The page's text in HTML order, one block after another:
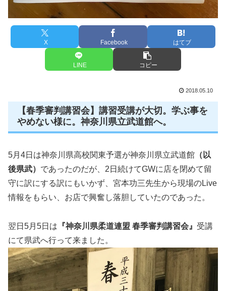
X Facebook はてブ
LINE コピー
2018.05.10
【春季審判講習会】講習受講が大切。学ぶ事を
やめない様に。神奈川県立武道館へ。
5月4日は神奈川県高校関東予選が神奈川県立武道館 （以
後県武） であったのだが、2日続けてGWに店を閉めて留
守に訳にする訳にもいかず、宮本功三先生から現場のLive
情報をもらい、お店で興奮し落胆していたのであった。
翌日5月5日は 『神奈川県柔道連盟 春季審判講習会』 受講
にて県武へ行って来ました。